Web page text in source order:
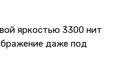
яркостью 3300 нит
даже под